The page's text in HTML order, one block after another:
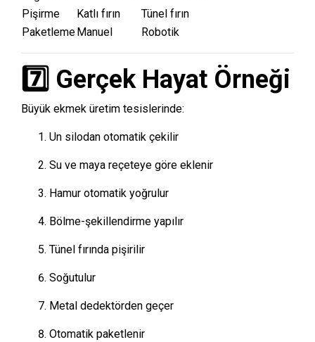
Pişirme
Katlı fırın
Tünel fırın
PaketlemeManuel Robotik
7️⃣ Gerçek Hayat Örneği
Büyük ekmek üretim tesislerinde:
Un silodan otomatik çekilir
Su ve maya reçeteye göre eklenir
Hamur otomatik yoğrulur
Bölme-şekillendirme yapılır
Tünel fırında pişirilir
Soğutulur
Metal dedektörden geçer
Otomatik paketlenir